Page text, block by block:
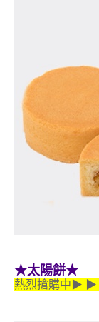
★太陽餅★
熱烈搶購中▶ ▶